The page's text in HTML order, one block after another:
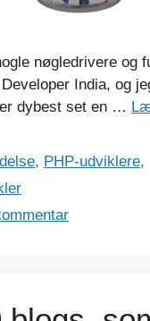
nøgledrivere og
India, og
dybest set en …
, PHP-udviklere,